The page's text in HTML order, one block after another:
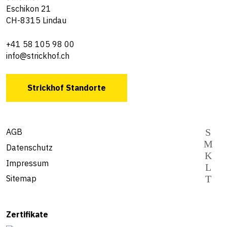
Eschikon 21
CH-8315 Lindau
+41 58 105 98 00
info@strickhof.ch
Strickhof Standorte
AGB
Datenschutz
Impressum
Sitemap
Zertifikate